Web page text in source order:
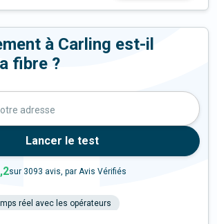
à Carling est-il
fibre ?
adresse
Lancer le test
sur 3093 avis, par Avis Vérifiés
réel avec les opérateurs